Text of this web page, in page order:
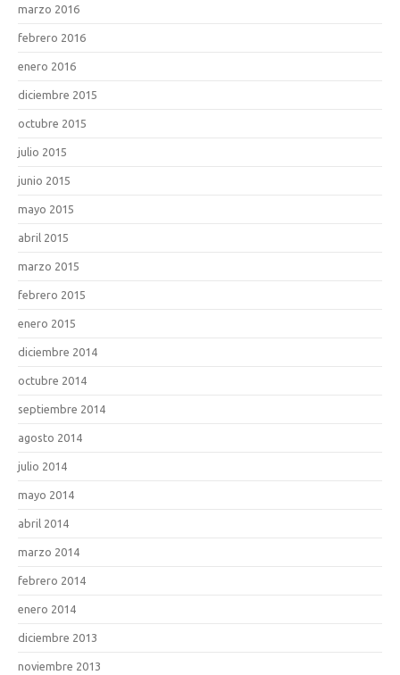
marzo 2016
febrero 2016
enero 2016
diciembre 2015
octubre 2015
julio 2015
junio 2015
mayo 2015
abril 2015
marzo 2015
febrero 2015
enero 2015
diciembre 2014
octubre 2014
septiembre 2014
agosto 2014
julio 2014
mayo 2014
abril 2014
marzo 2014
febrero 2014
enero 2014
diciembre 2013
noviembre 2013